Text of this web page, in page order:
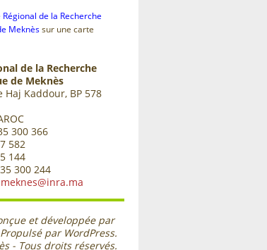
de la Recherche
Meknès sur une carte
de la Recherche
de Meknès
Haj Kaddour, BP 578
300 366
582
144
300 244
et développée par
Propulsé par WordPress.
- Tous droits réservés.